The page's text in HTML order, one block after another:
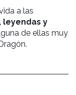
a las
leyendas y
de ellas muy